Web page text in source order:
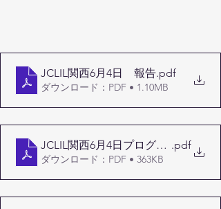
JCLIL関西6月4日 報告.pdf
ダウンロード：PDF • 1.10MB
JCLIL関西6月4日プログラム.pdf
ダウンロード：PDF • 363KB